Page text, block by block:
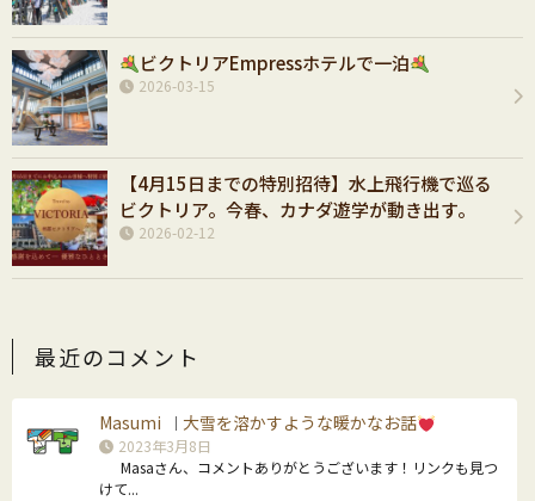
ビクトリアEmpressホテルで一泊
2026-03-15
【4月15日までの特別招待】水上飛行機で巡る
ビクトリア。今春、カナダ遊学が動き出す。
2026-02-12
最近のコメント
Masumi 大雪を溶かすような暖かなお話
2023年3月8日
Masaさん、コメントありがとうございます！リンクも見つ
けて...